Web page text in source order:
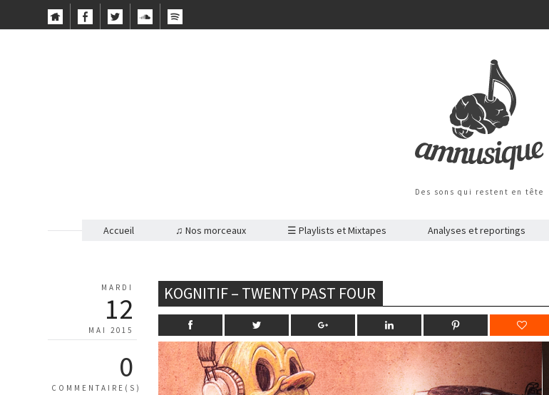
Des sons qui restent en tête
Accueil ♫ Nos morceaux ☰ Playlists et Mixtapes Analyses et reportings
MARDI
12
MAI 2015
0
COMMENTAIRE(S)
KOGNITIF – TWENTY PAST FOUR